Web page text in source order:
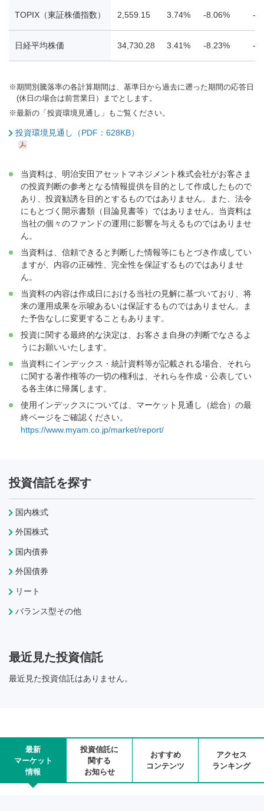
TOPIX（東証株価指数） 2,559.15 3.74% -8.06% -
日経平均株価 34,730.28 3.41% -8.23% -
※期間別騰落率の各計算期間は、基準日から過去に遡った期間の応答日
(休日の場合は前営業日）までとします。
※最新の「投資環境見通し」もご覧ください。
投資環境見通し（PDF：628KB）
当資料は、明治安田アセットマネジメント株式会社がお客さま
の投資判断の参考となる情報提供を目的として作成したもので
あり、投資勧誘を目的とするものではありません。また、法令
にもとづく開示書類（目論見書等）ではありません。当資料は
当社の個々のファンドの運用に影響を与えるものではありませ
ん。
当資料は、信頼できると判断した情報等にもとづき作成してい
ますが、内容の正確性、完全性を保証するものではありませ
ん。
当資料の内容は作成日における当社の見解に基づいており、将
来の運用成果を示唆あるいは保証するものではありません。ま
た予告なしに変更することもあります。
投資に関する最終的な決定は、お客さま自身の判断でなさるよ
うにお願いいたします。
当資料にインデックス・統計資料等が記載される場合、それら
に関する著作権等の一切の権利は、それらを作成・公表してい
る各主体に帰属します。
使用インデックスについては、マーケット見通し（総合）の最
終ページをご確認ください。
https://www.myam.co.jp/market/report/
投資信託を探す
国内株式
外国株式
国内債券
外国債券
リート
バランス型その他
最近見た投資信託
最近見た投資信託はありません。
最新
マーケット
情報
投資信託に
関する
お知らせ
おすすめ
コンテンツ
アクセス
ランキング